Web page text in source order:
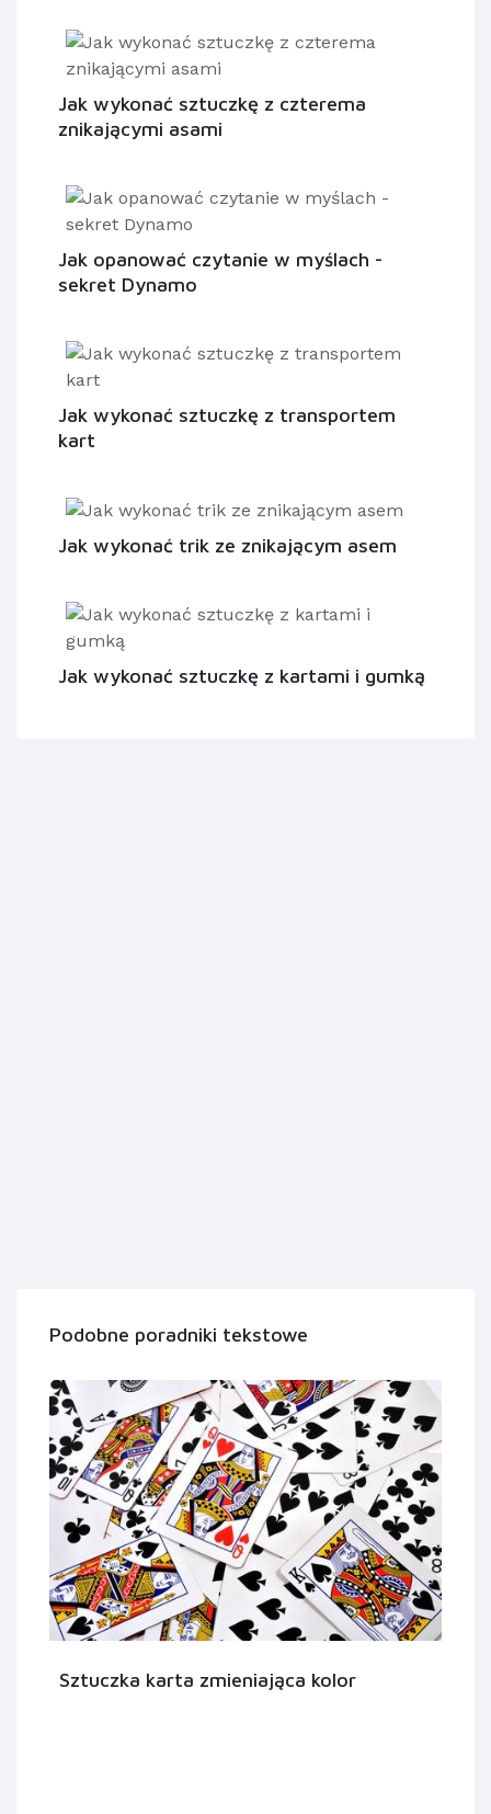
Jak wykonać sztuczkę z czterema
znikającymi asami
Jak opanować czytanie w myślach -
sekret Dynamo
Jak wykonać sztuczkę z transportem
kart
Jak wykonać trik ze znikającym asem
Jak wykonać sztuczkę z kartami i gumką
Podobne poradniki tekstowe
Sztuczka karta zmieniająca kolor